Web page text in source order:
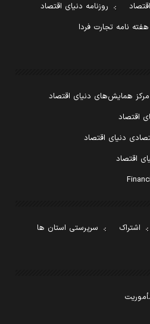
روزنامه دنیای اقتصاد
هفته نامه تجارت فردا
مرکز همایش‌های دنیای اقتصاد
اقتصاد
دنیای اقتصاد
اقتصاد
اشتراک
سرپرستی استان ها